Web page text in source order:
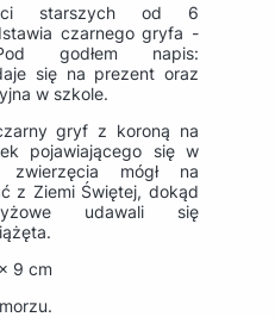
starszych od 6
czarnego gryfa -
godłem napis:
się na prezent oraz
w szkole.
gryf z koroną na
pojawiającego się w
zwierzęcia mógł na
z Ziemi Świętej, dokąd
udawali się
9 cm